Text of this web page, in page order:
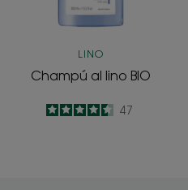
LINO
Champú al lino BIO
4.6
/
5
47